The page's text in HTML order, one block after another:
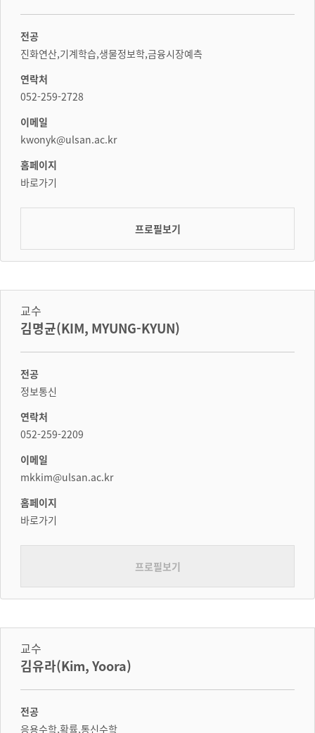
전공
진화연산,기계학습,생물정보학,금융시장예측
연락처
052-259-2728
이메일
kwonyk@ulsan.ac.kr
홈페이지
바로가기
프로필보기
교수
김명균(KIM, MYUNG-KYUN)
전공
정보통신
연락처
052-259-2209
이메일
mkkim@ulsan.ac.kr
홈페이지
바로가기
프로필보기
교수
김유라(Kim, Yoora)
전공
응용수학,확률,통신수학